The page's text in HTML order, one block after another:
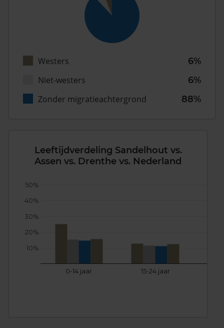
Westers
6%
Niet-westers
6%
Zonder migratieachtergrond
88%
Leeftijdverdeling Sandelhout vs.
Assen vs. Drenthe vs. Nederland
0-14 jaar 15-24 jaar
10%
20%
30%
40%
50%